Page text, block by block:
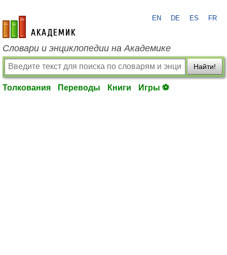
academic.ru
EN DE ES FR
Словари и энциклопедии на Академике
Найти!
Толкования Переводы Книги Игры ⚽